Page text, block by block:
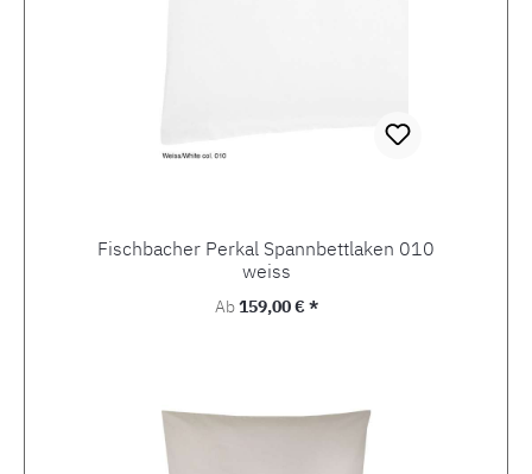
Fischbacher Perkal Spannbettlaken 010
weiss
Regulärer Preis:
Ab159,00 € *